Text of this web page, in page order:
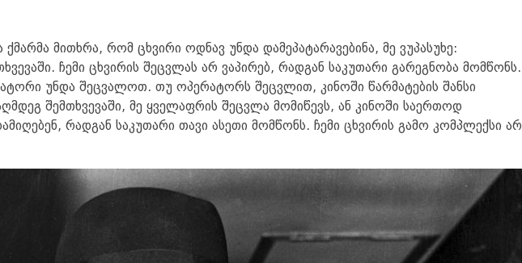
ქმარმა მითხრა, რომ ცხვირი ოდნავ უნდა დამეპატარავებინა, მე ვუპასუხე:
ჩემი ცხვირის შეცვლას არ ვაპირებ, რადგან საკუთარი გარეგნობა მომწონს.
უნდა შეცვალოთ. თუ ოპერატორს შეცვლით, კინოში წარმატების შანსი
შემთხვევაში, მე ყველაფრის შეცვლა მომიწევს, ან კინოში საერთოდ
რადგან საკუთარი თავი ასეთი მომწონს. ჩემი ცხვირის გამო კომპლექსი არ